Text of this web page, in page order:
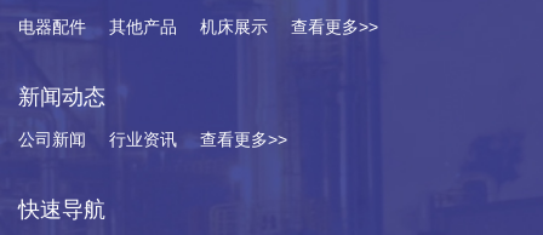
电器配件 其他产品 机床展示 查看更多>>
新闻动态
公司新闻 行业资讯 查看更多>>
快速导航